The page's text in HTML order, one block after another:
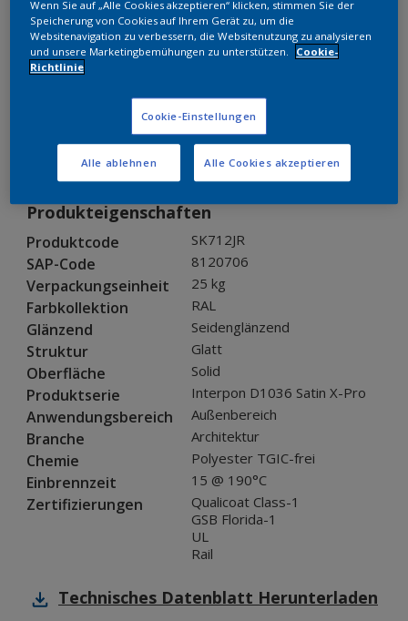
RAL 6012
SK712JR
Produkteigenschaften
Produktcode SK712JR
SAP-Code 8120706
Verpackungseinheit 25 kg
Farbkollektion RAL
Glänzend Seidenglänzend
Struktur Glatt
Oberfläche Solid
Produktserie Interpon D1036 Satin X-Pro
Anwendungsbereich Außenbereich
Branche Architektur
Chemie Polyester TGIC-frei
Einbrennzeit 15 @ 190°C
Zertifizierungen
Qualicoat Class-1
GSB Florida-1
UL
Rail
Technisches Datenblatt Herunterladen
Wenn Sie auf „Alle Cookies akzeptieren“ klicken, stimmen Sie der
Speicherung von Cookies auf Ihrem Gerät zu, um die
Websitenavigation zu verbessern, die Websitenutzung zu analysieren
und unsere Marketingbemühungen zu unterstützen.
Cookie-
Richtlinie
Cookie-Einstellungen
Alle ablehnen Alle Cookies akzeptieren